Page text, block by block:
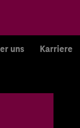
uns Karriere